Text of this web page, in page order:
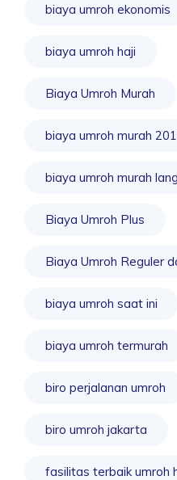
biaya umroh ekonomis
biaya umroh haji
Biaya Umroh Murah
biaya umroh murah
biaya umroh murah
Biaya Umroh Plus
Biaya Umroh Reguler
biaya umroh saat ini
biaya umroh termurah
biro perjalanan umroh
biro umroh jakarta
fasilitas terbaik umroh